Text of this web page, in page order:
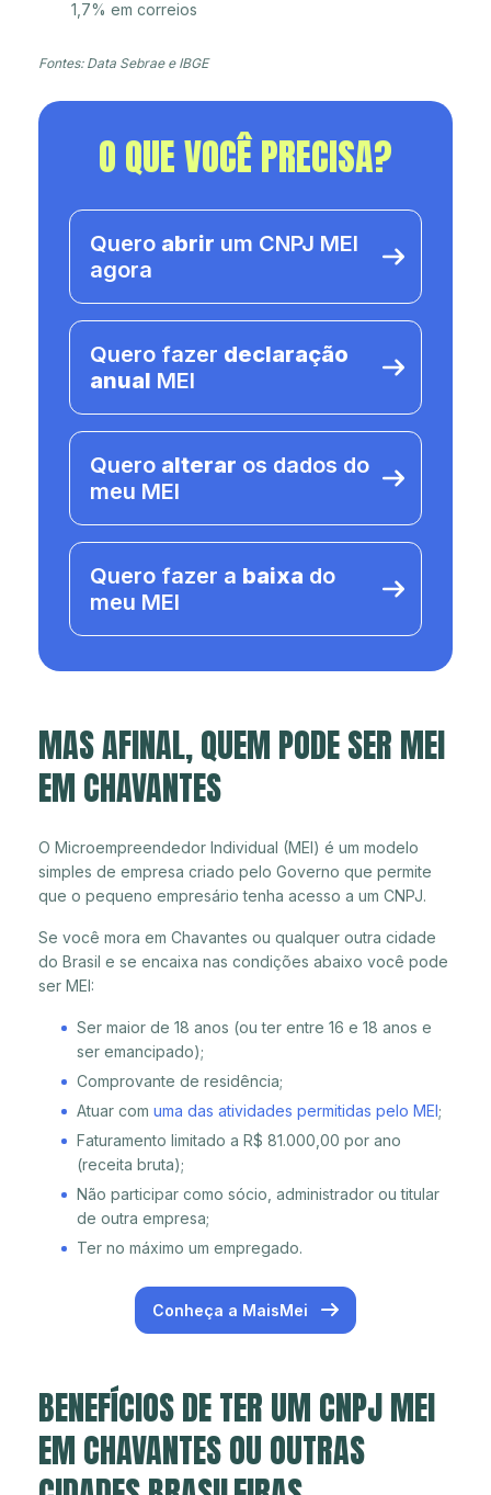
1,7% em correios
Fontes: Data Sebrae e IBGE
O QUE VOCÊ PRECISA?
Quero abrir um CNPJ MEI
agora
Quero fazer declaração
anual MEI
Quero alterar os dados do
meu MEI
Quero fazer a baixa do
meu MEI
MAS AFINAL, QUEM PODE SER MEI
EM CHAVANTES
O Microempreendedor Individual (MEI) é um modelo
simples de empresa criado pelo Governo que permite
que o pequeno empresário tenha acesso a um CNPJ.
Se você mora em Chavantes ou qualquer outra cidade
do Brasil e se encaixa nas condições abaixo você pode
ser MEI:
Ser maior de 18 anos (ou ter entre 16 e 18 anos e
ser emancipado);
Comprovante de residência;
Atuar com uma das atividades permitidas pelo MEI;
Faturamento limitado a R$ 81.000,00 por ano
(receita bruta);
Não participar como sócio, administrador ou titular
de outra empresa;
Ter no máximo um empregado.
Conheça a MaisMei
BENEFÍCIOS DE TER UM CNPJ MEI
EM CHAVANTES OU OUTRAS